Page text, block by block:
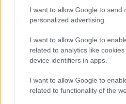
I want to allow Google to send
personalized advertising.
I want to allow Google to
related to analytics like
device identifiers in apps.
I want to allow Google to
related to functionality of the
Copenhagen: un mix di